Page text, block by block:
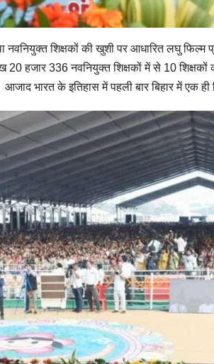
नवनियुक्त शिक्षकों की खुशी पर आधारित लघु फिल्म
20 हजार 336 नवनियुक्त शिक्षकों में से 10
भारत के इतिहास में पहली बार बिहार में एक